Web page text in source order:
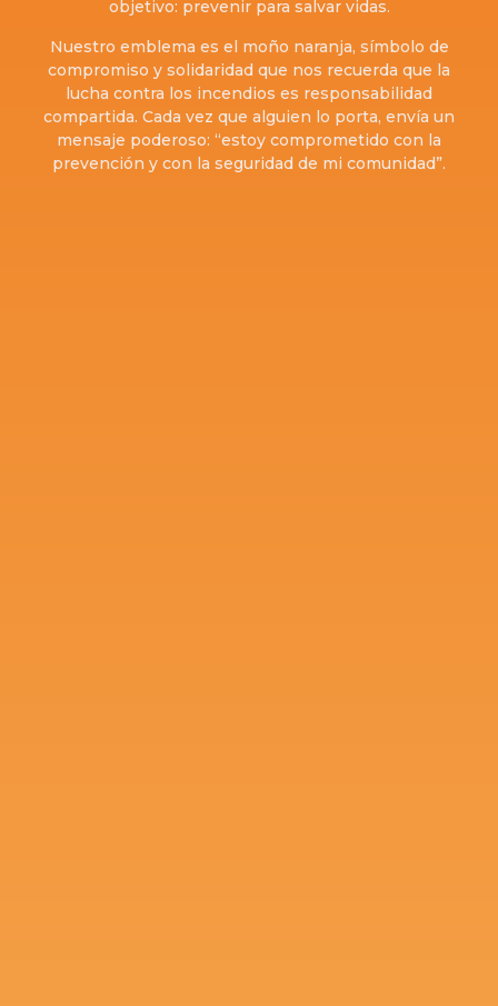
objetivo: prevenir para salvar vidas.
Nuestro emblema es el moño naranja, símbolo de
compromiso y solidaridad que nos recuerda que la
lucha contra los incendios es responsabilidad
compartida. Cada vez que alguien lo porta, envía un
mensaje poderoso: “estoy comprometido con la
prevención y con la seguridad de mi comunidad”.